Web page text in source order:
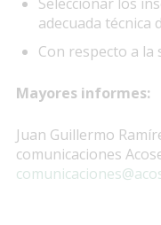
adecuada técnica
Con respecto a la
Mayores informes:
Juan Guillermo
comunicaciones